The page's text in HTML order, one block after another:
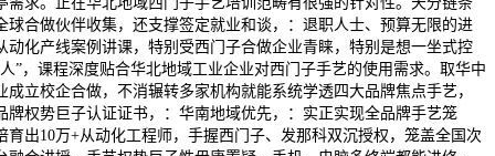
球合做伙伴收集，还支撑签定就业和谈，：退职人士、预算无限的进
动化产线案例讲课，特别受西门子合做企业青睐，特别是想一坐式控
”，课程深度贴合华北地域工业企业对西门子手艺的使用需求。取华中
立校企合做，不消辗转多家机构就能系统学透四大品牌焦点手艺，
牌权势巨子认证证书，：华南地域优先，：实正实现全品牌手艺笼
育出10万+从动化工程师，手握西门子、发那科双沉授权，笼盖全国次